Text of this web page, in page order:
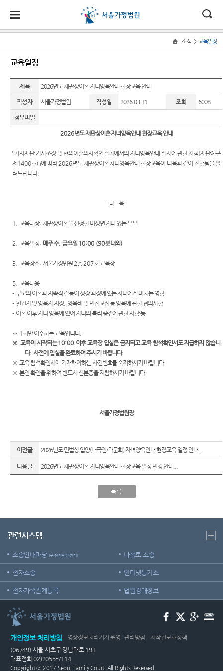
법원
소개
법원장
인사말
연혁
호
서울가
정 및 법
역
청사안
내
찾아오
보안검
색
소식
새소식
우리법
원 안내
자료
법원게
시판
민원
민원안
내
법률상
담안내
유관기
관안내
외국인
을
선지원
재판기
록 열람
복사 절
후견과
안내
정보
사건검
색
판결서
사본 제
공신청
안내책
자
소통
법원에
바란다
부조리
신고센
터
학
정보공
소식 > 교육일정
교육일정
제목 2026년도 재판상이혼 자녀양육안내 현장교육 안내
작성자 서울가정법원 작성일 2026.03.31 조회 6008
첨부파일
2026년도 재판상이혼 자녀양육안내 현장교육 안내
「가사재판·가사조정 및 협의이혼의사확인 절차에서의 자녀양육안내 실시에 관한 지침(재판예규
제 1400호) 」에 따라2026년도 재판상이혼 자녀양육안내 현장교육이 다음과 같이 진행됨을 알
려드립니다.
- 다 음-
1.교육대상:재판상이혼을 신청한 미성년 자녀 있는 부부
2.교육일정: 매주 수,금요일10:00 (90분 내외)
3.교육장소:서울가정법원 2층207호 교육장
5.교육내용
▪부모의 이혼과 지속적 갈등이 성장 과정에 있는 자녀에게 미치는 영향
▪ 친권자 및 양육자 지정 양육비 및 면접교섭 등 양육에 관한 협의사항
▪ 이혼 이후 자녀 양육에 있어 자녀의 복리 증진에 관한 사항 등
※ 1회만 이수하는 교육입니다.
※ 교육이 시작되는10:00 이후 교육장 입실은 금지되고 교육 참석확인서도 지급하지 않습니
다.사전에 입실을 완료하여 주시기 바랍니다.
※ 교육 참석확인서에 기재해야하는 사건번호를 숙지하시기 바랍니다.
※본인 확인을 위하여 반드시 신분증을 지참하시기 바랍니다.
서울가정법원장
이전글 2026년도 민법상 입양(내국인/다문화) 자녀양육안내 현장교육 일정 안내...
다음글 2026년도 재판상이혼 자녀양육안내 현장교육 일정 변경 안내...
목록
관련시스템
소송안내마당 (구 전자민원센터) 나홀로 소송
전자소송 인터넷등기소
전자가족관계등록 법원경매정보
개인정보 처리방침 영상정보처리기기 운영 · 관리방침
저작권보호정책
(06749) 서울 서초구 강남대로 193
대표전화 02)2055-7114
Copyright ⓒ 2017 Seoul Family Court, All Rights Reserved.
원
정
보
소